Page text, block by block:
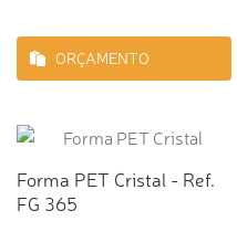
ORÇAMENTO
Forma PET Cristal - Ref.
FG 365